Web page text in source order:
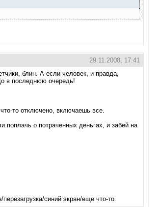
29.11.2008, 17:41
блин. А если человек, и правда,
в последнюю очередь!
то отключено, включаешь все.
о потраченных деньгах, и забей на
синий экран/еще что-то.